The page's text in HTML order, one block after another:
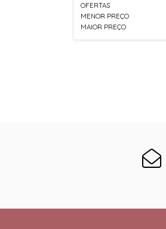
OFERTAS
MENOR PREÇO
MAIOR PREÇO